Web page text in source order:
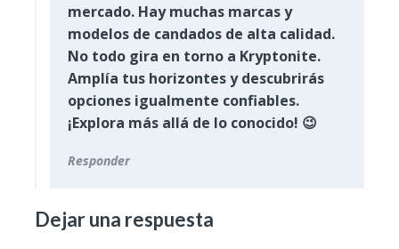
mercado. Hay muchas marcas y
modelos de candados de alta calidad.
No todo gira en torno a Kryptonite.
Amplía tus horizontes y descubrirás
opciones igualmente confiables.
¡Explora más allá de lo conocido! 😉
Responder
Dejar una respuesta